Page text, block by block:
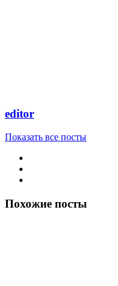
editor
Показать все посты
Похожие посты